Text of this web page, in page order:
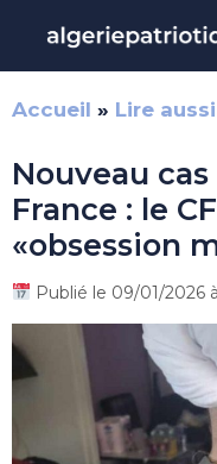
contenu
Accueil » Lire aussi
Nouveau
France : le
«obsession
Publié le 09/01/2026